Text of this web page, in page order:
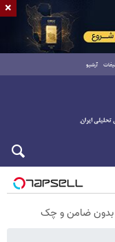
آرشیو
×